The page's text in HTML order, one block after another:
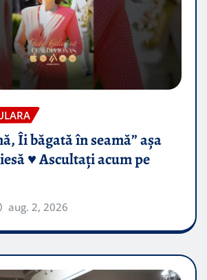
Îi băgată în seamă” așa
♥️ Ascultați acum pe
aug. 2, 2026